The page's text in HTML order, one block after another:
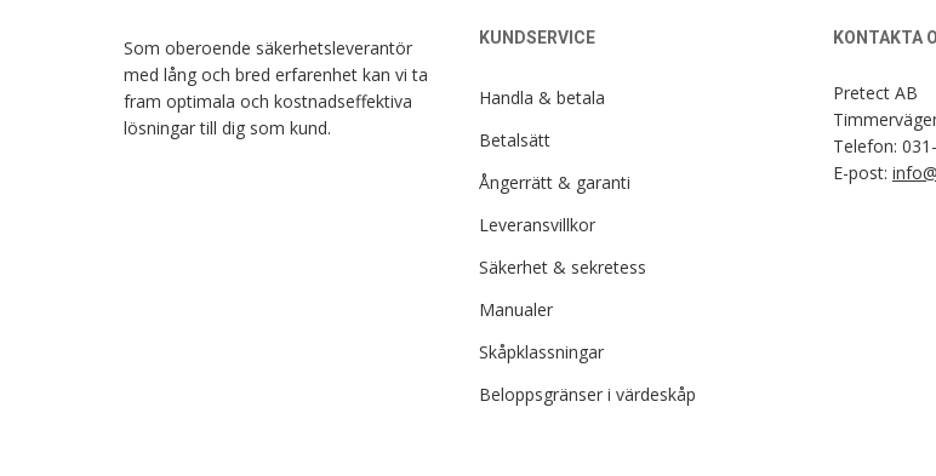
Som oberoende säkerhetsleverantör
med lång och bred erfarenhet kan vi ta
fram optimala och kostnadseffektiva
lösningar till dig som kund.
KUNDSERVICE
Handla & betala
Betalsätt
Ångerrätt & garanti
Leveransvillkor
Säkerhet & sekretess
Manualer
Skåpklassningar
Beloppsgränser i värdeskåp
KONTAKTA
Pretect AB
Telefon:
E-post: